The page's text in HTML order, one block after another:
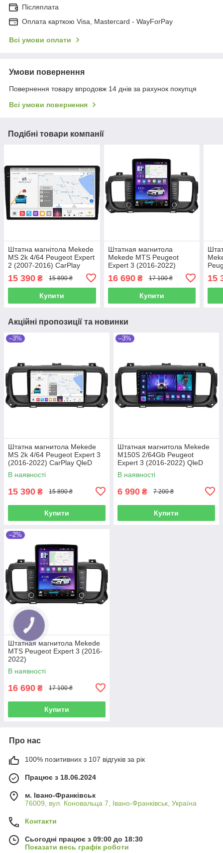
Післяплата
Оплата карткою Visa, Mastercard - WayForPay
Всі умови оплати
Умови повернення
Повернення товару впродовж 14 днів за рахунок покупця
Всі умови повернення
Подібні товари компанії
Штатна магнітола Mekede
MS 2k 4/64 Peugeot Expert
2 (2007-2016) CarPlay
15 390 ₴ 15 890 ₴
Купити
Штатная магнитола
Mekede MTS Peugeot
Expert 3 (2016-2022)
16 690₴ 17 100 ₴
Купити
15
Акційні пропозиції та новинки
–3%
Штатна магнитола Mekede
MS 2k 4/64 Peugeot Expert 3
(2016-2022) CarPlay QleD
В наявності
15 390 ₴ 15 890 ₴
Купити
–3%
Штатная магнитола Mekede
M150S 2/64Gb Peugeot
Expert 3 (2016-2022) QleD
В наявності
6 990 ₴ 7 200 ₴
Купити
–2%
Штатная магнитола Mekede
MTS Peugeot Expert 3 (2016-
2022)
В наявності
16 690 ₴ 17 100 ₴
Купити
Про нас
100% позитивних з 107 відгуків за рік
Працює з 18.06.2024
м. Івано-Франківськ
76009, вул. Коновальца 7, Івано-Франківськ, Україна
Контакти
Сьогодні працює з 09:00 до 18:30
Показати весь графік роботи